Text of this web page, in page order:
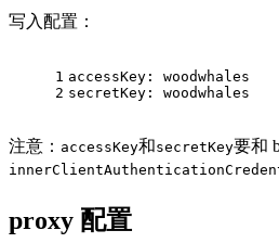
写入配置：
1
2
accessKey:
woodwhales
secretKey:
woodwhales
注意： accessKey和secretKey要和
proxy 配置